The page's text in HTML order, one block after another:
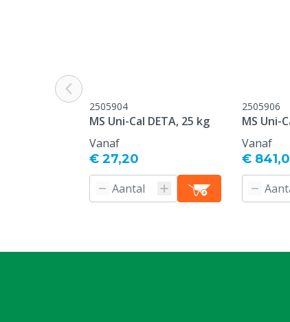
2505904
MS Uni-Cal DETA, 25 kg
Vanaf
€ 27,20
2505906
MS Uni-
Vanaf
€